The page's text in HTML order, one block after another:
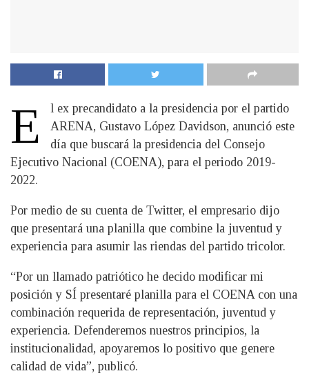
E
l ex precandidato a la presidencia por el partido
ARENA, Gustavo López Davidson, anunció este
día que buscará la presidencia del Consejo
Ejecutivo Nacional (COENA), para el periodo 2019-
2022.
Por medio de su cuenta de Twitter, el empresario dijo
que presentará una planilla que combine la juventud y
experiencia para asumir las riendas del partido tricolor.
“Por un llamado patriótico he decido modificar mi
posición y SÍ presentaré planilla para el COENA con una
combinación requerida de representación, juventud y
experiencia. Defenderemos nuestros principios, la
institucionalidad, apoyaremos lo positivo que genere
calidad de vida”, publicó.